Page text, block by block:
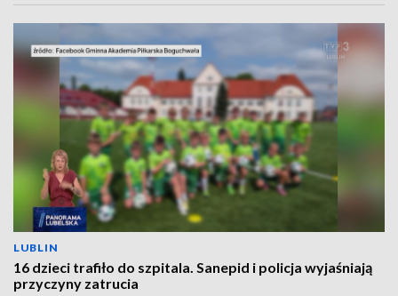
LUBLIN
16 dzieci trafiło do szpitala. Sanepid i policja wyjaśniają
przyczyny zatrucia